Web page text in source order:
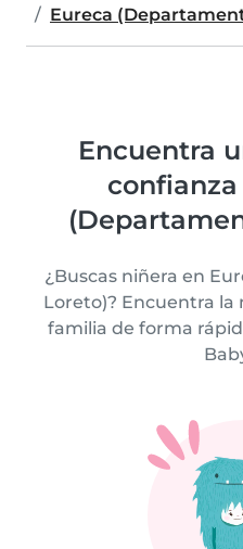
Eureca
Encuentra
¿Buscas niñera en
Loreto)? Encuentra
familia de forma